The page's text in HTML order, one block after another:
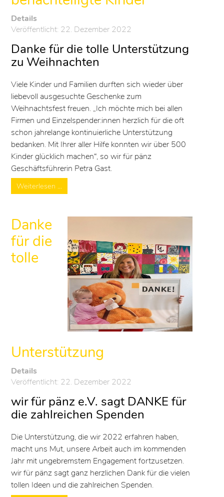
Details
Veröffentlicht: 22. Dezember 2022
Danke für die tolle Unterstützung
zu Weihnachten
Viele Kinder und Familien durften sich wieder über
liebevoll ausgesuchte Geschenke zum
Weihnachtsfest freuen. „Ich möchte mich bei allen
Firmen und Einzelspender:innen herzlich für die oft
schon jahrelange kontinuierliche Unterstützung
bedanken. Mit Ihrer aller Hilfe konnten wir über 500
Kinder glücklich machen“, so wir für pänz
Geschäftsführerin Petra Gast.
Weiterlesen …
Danke
für die
tolle
Unterstützung
Details
Veröffentlicht: 22. Dezember 2022
wir für pänz e.V. sagt DANKE für
die zahlreichen Spenden
Die Unterstützung, die wir 2022 erfahren haben,
macht uns Mut, unsere Arbeit auch im kommenden
Jahr mit ungebremstem Engagement fortzusetzen.
wir für pänz sagt ganz herzlichen Dank für die vielen
tollen Ideen und die zahlreichen Spenden.